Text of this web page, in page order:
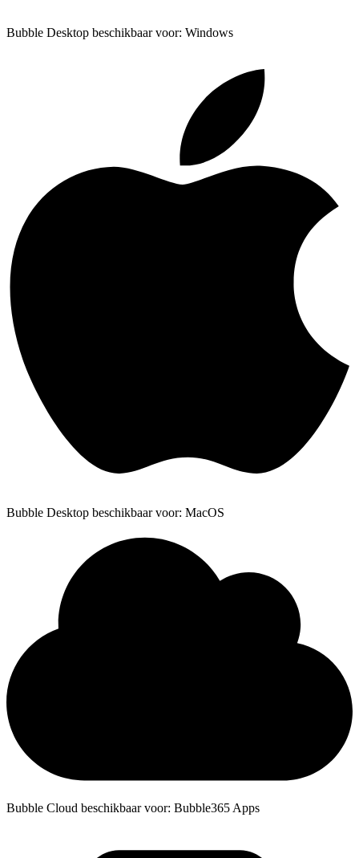
Bubble Desktop beschikbaar voor: Windows
Bubble Desktop beschikbaar voor: MacOS
Bubble Cloud beschikbaar voor: Bubble365 Apps